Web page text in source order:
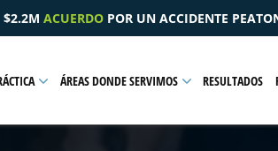
QUE RESULTÓ EN UNA LESIÓN
ÁREAS DONDE SERVIMOS RESULTADOS